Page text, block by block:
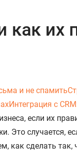
как их
и не спамить
Интеграция с
если их
Это случается,
как сделать